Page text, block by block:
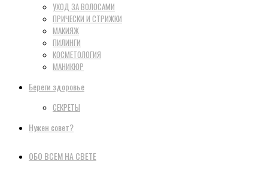
УХОД ЗА ВОЛОСАМИ
ПРИЧЕСКИ И СТРИЖКИ
МАКИЯЖ
ПИЛИНГИ
КОСМЕТОЛОГИЯ
МАНИКЮР
Береги здоровье
СЕКРЕТЫ
Нужен совет?
ОБО ВСЕМ НА СВЕТЕ